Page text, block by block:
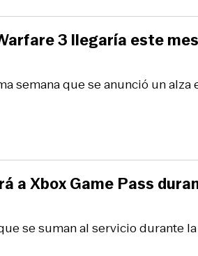
semana que se anunció un alza
3 llegaría este
se suman al servicio durante
a Xbox Game Pass